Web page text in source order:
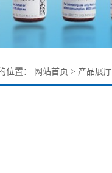
位置： 网站首页 > 产品展厅